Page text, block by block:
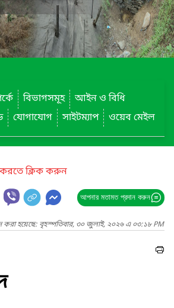
বিভাগসমূহ
আইন ও বিধি
যোগাযোগ সাইটম্যাপ ওয়েব মেইল
করতে ক্লিক করুন
আপনার মতামত প্রদান করুন
করা হয়েছে: বৃহস্পতিবার, ৩০ জুলাই, ২০২৬ এ ০৩:১৮ PM